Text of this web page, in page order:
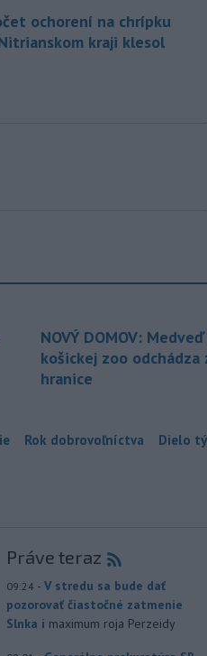
ochorení na chrípku
kraji klesol
NOVÝ DOMOV:
košickej zoo odchádza
hranice
Rok dobrovoľníctva Dielo
Práve teraz
09:24 - V stredu sa bude dať
pozorovať čiastočné zatmenie
Slnka i maximum roja Perzeidy